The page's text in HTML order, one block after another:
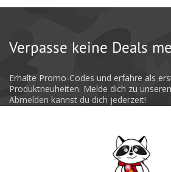
Verpasse keine Deals
Erhalte Promo-Codes und erfahre als
Produktneuheiten. Melde dich zu
Abmelden kannst du dich jederzeit!